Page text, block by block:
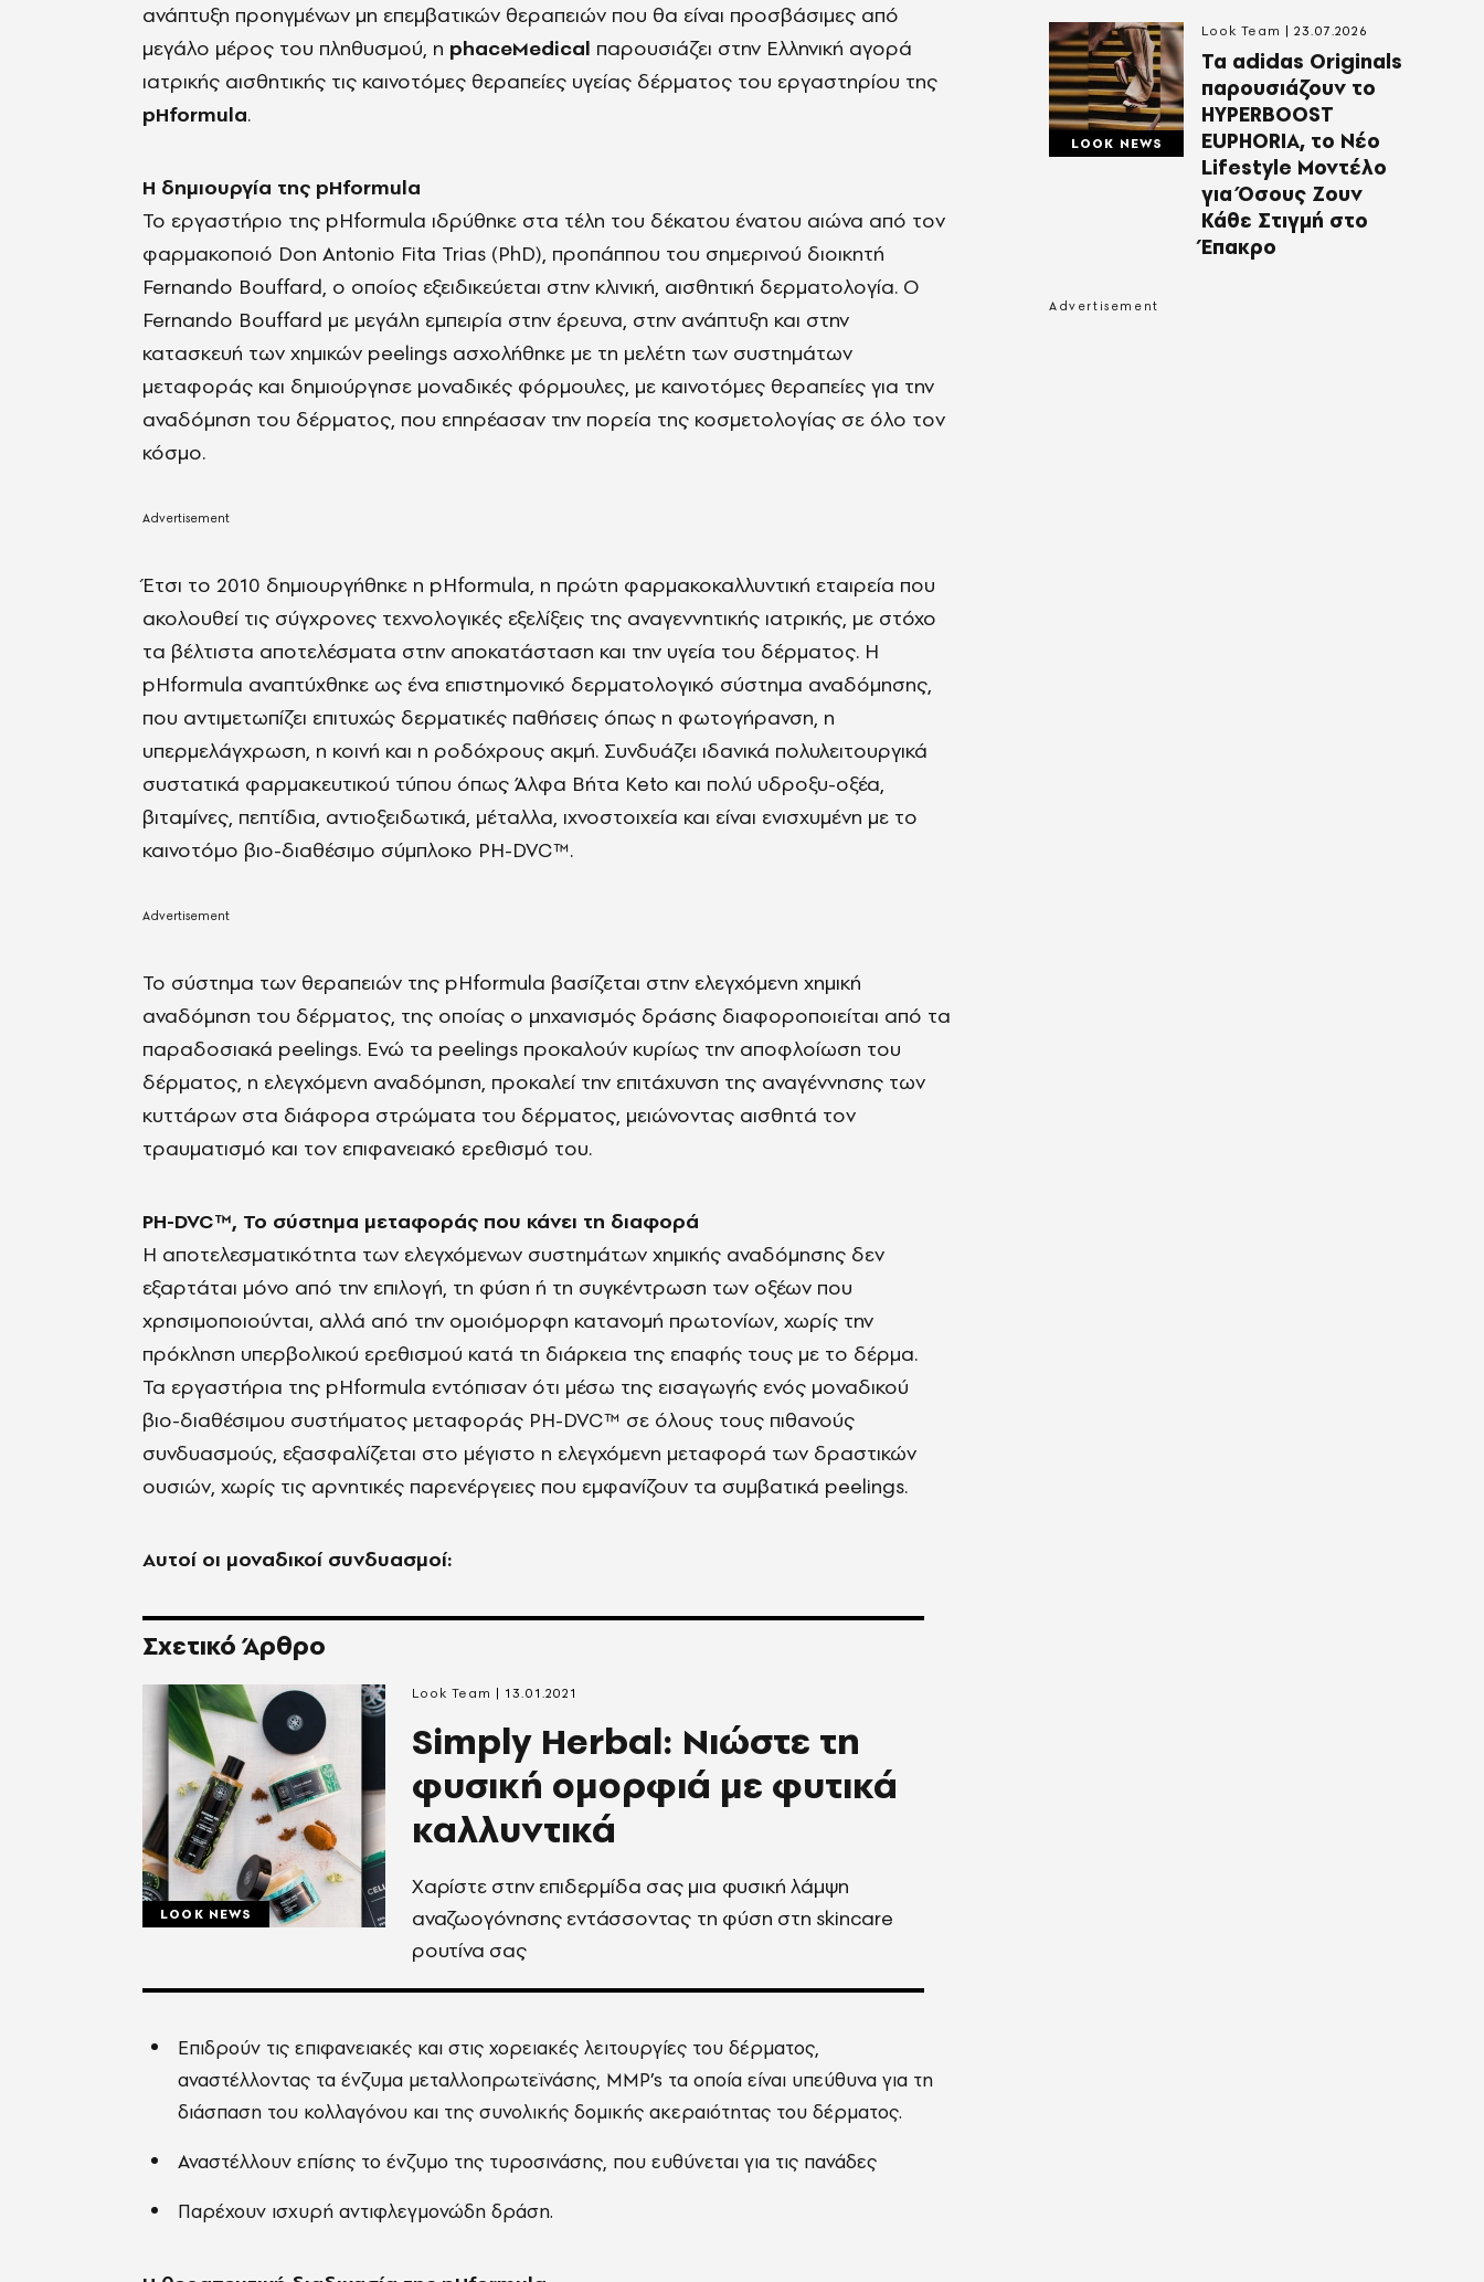
ανάπτυξη προηγμένων μη επεμβατικών θεραπειών που θα είναι προσβάσιμες από
μεγάλο μέρος του πληθυσμού, η phaceMedical παρουσιάζει στην Ελληνική αγορά
ιατρικής αισθητικής τις καινοτόμες θεραπείες υγείας δέρματος του εργαστηρίου της
pHformula.
Η δημιουργία της pHformula
Το εργαστήριο της pHformula ιδρύθηκε στα τέλη του δέκατου ένατου αιώνα από τον
φαρμακοποιό Don Antonio Fita Trias (PhD), προπάππου του σημερινού διοικητή
Fernando Bouffard, ο οποίος εξειδικεύεται στην κλινική, αισθητική δερματολογία. Ο
Fernando Bouffard με μεγάλη εμπειρία στην έρευνα, στην ανάπτυξη και στην
κατασκευή των χημικών peelings ασχολήθηκε με τη μελέτη των συστημάτων
μεταφοράς και δημιούργησε μοναδικές φόρμουλες, με καινοτόμες θεραπείες για την
αναδόμηση του δέρματος, που επηρέασαν την πορεία της κοσμετολογίας σε όλο τον
κόσμο.
Έτσι το 2010 δημιουργήθηκε η pHformula, η πρώτη φαρμακοκαλλυντική εταιρεία που
ακολουθεί τις σύγχρονες τεχνολογικές εξελίξεις της αναγεννητικής ιατρικής, με στόχο
τα βέλτιστα αποτελέσματα στην αποκατάσταση και την υγεία του δέρματος. Η
pHformula αναπτύχθηκε ως ένα επιστημονικό δερματολογικό σύστημα αναδόμησης,
που αντιμετωπίζει επιτυχώς δερματικές παθήσεις όπως η φωτογήρανση, η
υπερμελάγχρωση, η κοινή και η ροδόχρους ακμή. Συνδυάζει ιδανικά πολυλειτουργικά
συστατικά φαρμακευτικού τύπου όπως Άλφα Βήτα Keto και πολύ υδροξυ-οξέα,
βιταμίνες, πεπτίδια, αντιοξειδωτικά, μέταλλα, ιχνοστοιχεία και είναι ενισχυμένη με το
καινοτόμο βιο-διαθέσιμο σύμπλοκο PH-DVC™.
To σύστημα των θεραπειών της pHformula βασίζεται στην ελεγχόμενη χημική
αναδόμηση του δέρματος, της οποίας ο μηχανισμός δράσης διαφοροποιείται από τα
παραδοσιακά peelings. Ενώ τα peelings προκαλούν κυρίως την αποφλοίωση του
δέρματος, η ελεγχόμενη αναδόμηση, προκαλεί την επιτάχυνση της αναγέννησης των
κυττάρων στα διάφορα στρώματα του δέρματος, μειώνοντας αισθητά τον
τραυματισμό και τον επιφανειακό ερεθισμό του.
PH-DVC™, Το σύστημα μεταφοράς που κάνει τη διαφορά
Η αποτελεσματικότητα των ελεγχόμενων συστημάτων χημικής αναδόμησης δεν
εξαρτάται μόνο από την επιλογή, τη φύση ή τη συγκέντρωση των οξέων που
χρησιμοποιούνται, αλλά από την ομοιόμορφη κατανομή πρωτονίων, χωρίς την
πρόκληση υπερβολικού ερεθισμού κατά τη διάρκεια της επαφής τους με το δέρμα.
Τα εργαστήρια της pHformula εντόπισαν ότι μέσω της εισαγωγής ενός μοναδικού
βιο-διαθέσιμου συστήματος μεταφοράς PH-DVC™ σε όλους τους πιθανούς
συνδυασμούς, εξασφαλίζεται στο μέγιστο η ελεγχόμενη μεταφορά των δραστικών
ουσιών, χωρίς τις αρνητικές παρενέργειες που εμφανίζουν τα συμβατικά peelings.
Αυτοί οι μοναδικοί συνδυασμοί:
Σχετικό Άρθρο
LOOK NEWS
Simply Herbal: Νιώστε τη
φυσική ομορφιά με φυτικά
καλλυντικά
Χαρίστε στην επιδερμίδα σας μια φυσική λάμψη
αναζωογόνησης εντάσσοντας τη φύση στη skincare
ρουτίνα σας
Look Team 13.01.2021
Eπιδρούν τις επιφανειακές και στις χορειακές λειτουργίες του δέρματος,
αναστέλλοντας τα ένζυμα μεταλλοπρωτεϊνάσης, MMP’s τα οποία είναι υπεύθυνα για τη
διάσπαση του κολλαγόνου και της συνολικής δομικής ακεραιότητας του δέρματος.
Αναστέλλουν επίσης το ένζυμο της τυροσινάσης, που ευθύνεται για τις πανάδες
Παρέχουν ισχυρή αντιφλεγμονώδη δράση.
LOOK NEWS
Τα adidas Originals
παρουσιάζουν το
HYPERBOOST
EUPHORIA, το Νέο
Lifestyle Μοντέλο
για Όσους Ζουν
Κάθε Στιγμή στο
Έπακρο
Look Team 23.07.2026